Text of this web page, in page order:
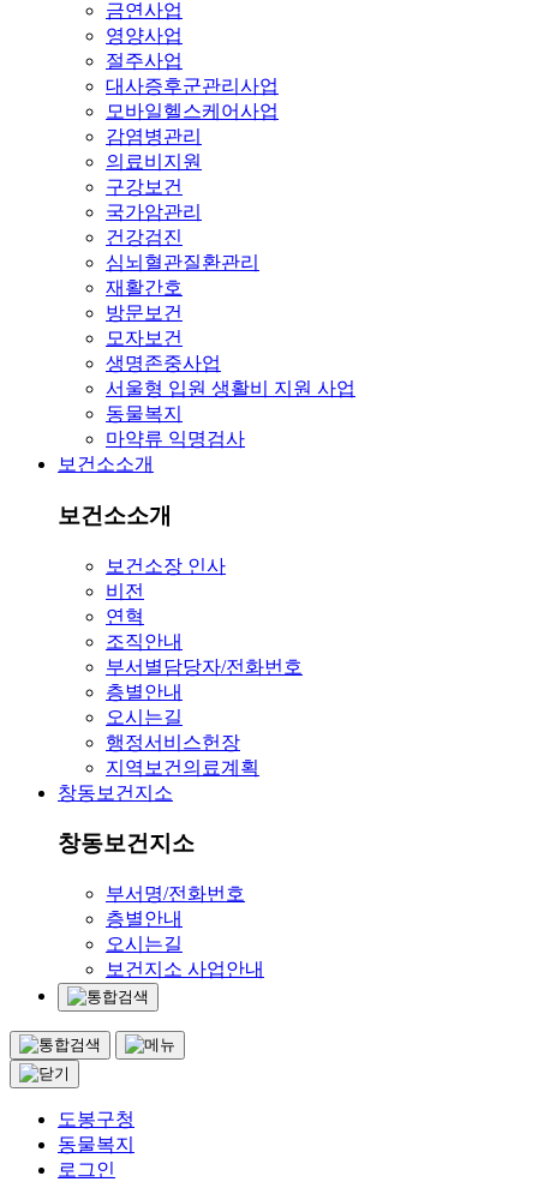
금연사업
영양사업
절주사업
대사증후군관리사업
모바일헬스케어사업
감염병관리
의료비지원
구강보건
국가암관리
건강검진
심뇌혈관질환관리
재활간호
방문보건
모자보건
생명존중사업
서울형 입원 생활비 지원 사업
동물복지
마약류 익명검사
보건소소개
보건소소개
보건소장 인사
비전
연혁
조직안내
부서별담당자/전화번호
층별안내
오시는길
행정서비스헌장
지역보건의료계획
창동보건지소
창동보건지소
부서명/전화번호
층별안내
오시는길
보건지소 사업안내
도봉구청
동물복지
로그인